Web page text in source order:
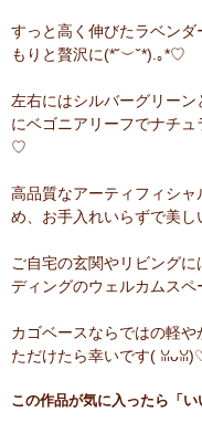
すっと高く伸びたラベン
もりと贅沢に(*˘︶˘*).｡*♡
左右にはシルバーグリー
にベゴニアリーフでナチ
♡
高品質なアーティフィシ
め、お手入れいらずで美
ご自宅の玄関やリビング
ディングのウェルカムス
カゴベースならではの軽
ただけたら幸いです(
この作品が気に入ったら「い